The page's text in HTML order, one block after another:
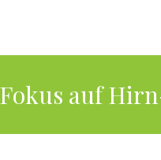
auf